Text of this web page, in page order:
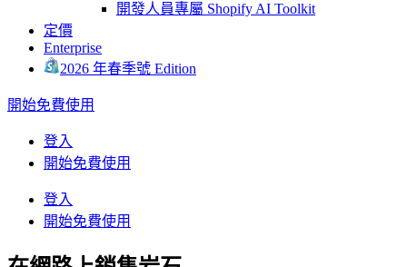
開發人員專屬 Shopify AI Toolkit
定價
Enterprise
2026 年春季號 Edition
開始免費使用
登入
開始免費使用
登入
開始免費使用